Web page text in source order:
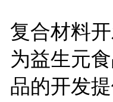
复合材料
为益生元
品的开发提